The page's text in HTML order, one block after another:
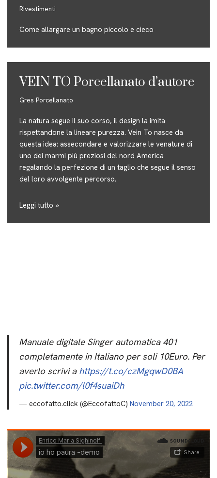
Rivestimenti
Come allargare un bagno piccolo e cieco
VEIN TO Porcellanato d’autore
Gres Porcellanato
La natura segue il suo corso, il design la imita
rispettandone la lineare purezza. Vein To nasce da
questa idea: assecondare e valorizzare le venature di
uno dei marmi più preziosi del nord America
regalando la perfezione di un taglio che segue il senso
del loro avvolgente percorso.
Leggi tutto »
Manuale digitale Singer automatica 401
completamente in Italiano per soli 10Euro. Per
averlo scrivi a https://t.co/czMgqwD0BA
pic.twitter.com/l0f4suaiDh
— eccofatto.click (@EccofattoC) November 20, 2022